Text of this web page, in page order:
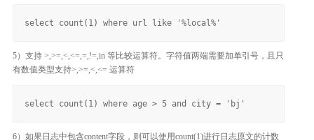
5）支持 >,>=,<,<=,=,!=,in 等比较运算符。字符值两端需要加单引号，且只
有数值类型支持>,>=,<,<= 运算符
6）如果日志中包含content字段，则可以使用count(1)进行日志原文的计数